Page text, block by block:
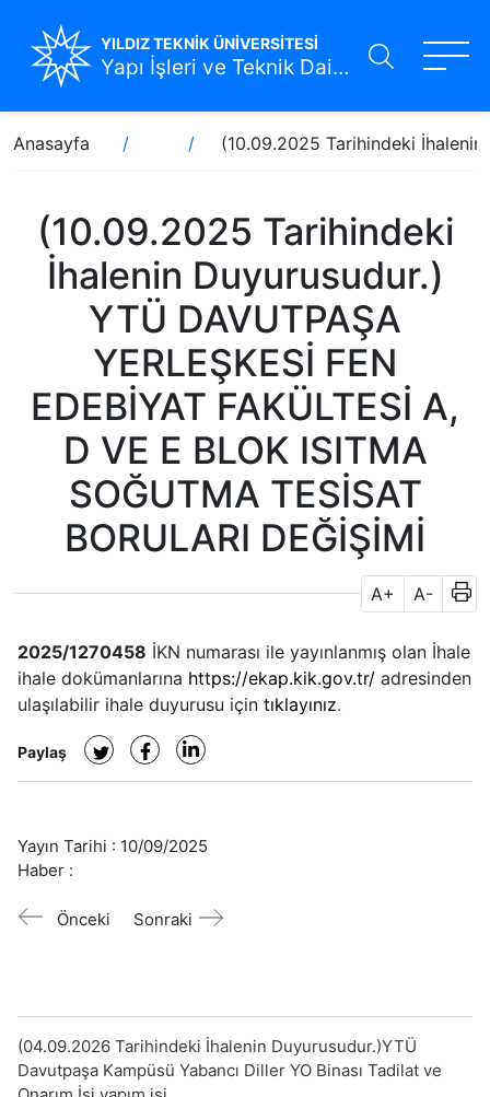
içeriğe
YILDIZ TEKNİK ÜNİVERSİTESİ
Yapı İşleri ve Teknik Daire Başkanlığı
Sayfa
yolu
Anasayfa (10.09.2025 Tarihindeki İhalenin
(10.09.2025 Tarihindeki
İhalenin Duyurusudur.)
YTÜ DAVUTPAŞA
YERLEŞKESİ FEN
EDEBİYAT FAKÜLTESİ A,
D VE E BLOK ISITMA
SOĞUTMA TESİSAT
BORULARI DEĞİŞİMİ
A+ A-
2025/1270458 İKN numarası ile yayınlanmış olan İhale
ihale dokümanlarına https://ekap.kik.gov.tr/ adresinden
ulaşılabilir ihale duyurusu için tıklayınız.
Paylaş
Yayın Tarihi : 10/09/2025
Haber :
Önceki Sonraki
(04.09.2026 Tarihindeki İhalenin Duyurusudur.)YTÜ
Davutpaşa Kampüsü Yabancı Diller YO Binası Tadilat ve